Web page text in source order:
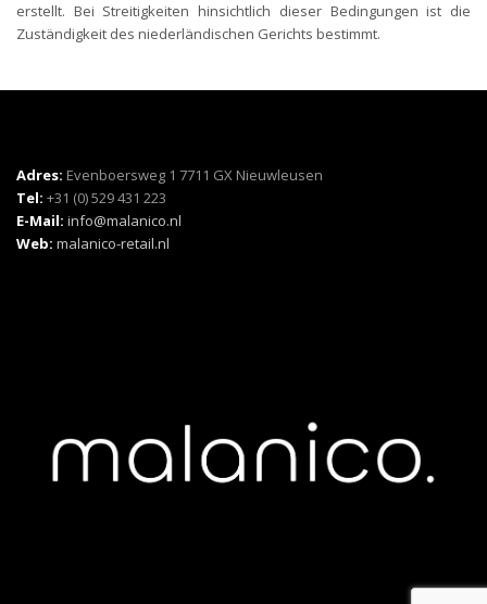
erstellt. Bei Streitigkeiten hinsichtlich dieser Bedingungen ist die
Zuständigkeit des niederländischen Gerichts bestimmt.
Adres: Evenboersweg 1 7711 GX Nieuwleusen
Tel: +31 (0) 529 431 223
E-Mail: info@malanico.nl
Web: malanico-retail.nl